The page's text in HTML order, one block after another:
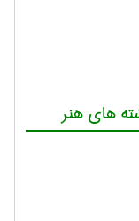
های هنر